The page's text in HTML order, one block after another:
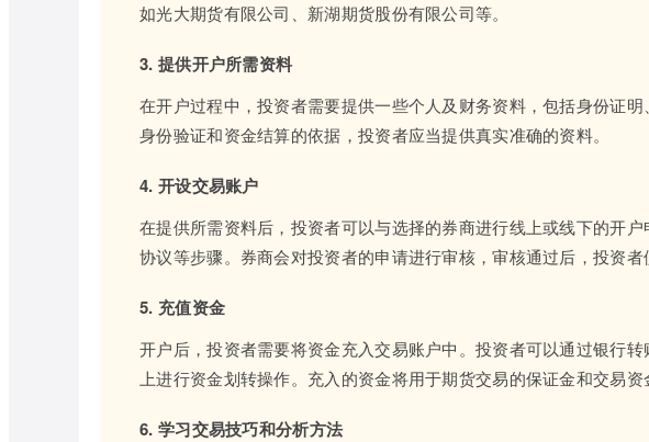
如光大期货有限公司、新湖期货股份有限公司等。
3. 提供开户所需资料
在开户过程中，投资者需要提供一些个人及财务资料，包括身份证
身份验证和资金结算的依据，投资者应当提供真实准确的资料。
4. 开设交易账户
在提供所需资料后，投资者可以与选择的券商进行线上或线下的开
协议等步骤。券商会对投资者的申请进行审核，审核通过后，投资者
5. 充值资金
开户后，投资者需要将资金充入交易账户中。投资者可以通过银行
上进行资金划转操作。充入的资金将用于期货交易的保证金和交易资
6. 学习交易技巧和分析方法